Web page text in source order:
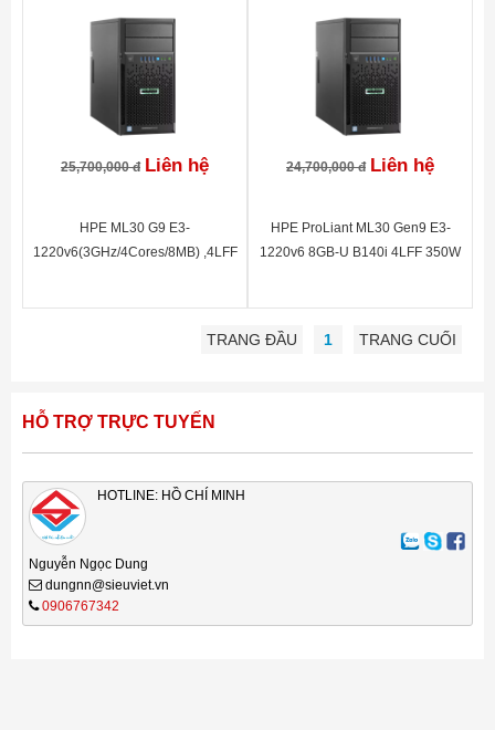
25,700,000 đ Liên hệ
HPE ML30 G9 E3-
1220v6(3GHz/4Cores/8MB) ,4LFF
24,700,000 đ Liên hệ
HPE ProLiant ML30 Gen9 E3-
1220v6 8GB-U B140i 4LFF 350W
TRANG ĐẦU 1 TRANG CUỐI
HỖ TRỢ TRỰC TUYẾN
HOTLINE: HỒ CHÍ MINH
Nguyễn Ngọc Dung
dungnn@sieuviet.vn
0906767342